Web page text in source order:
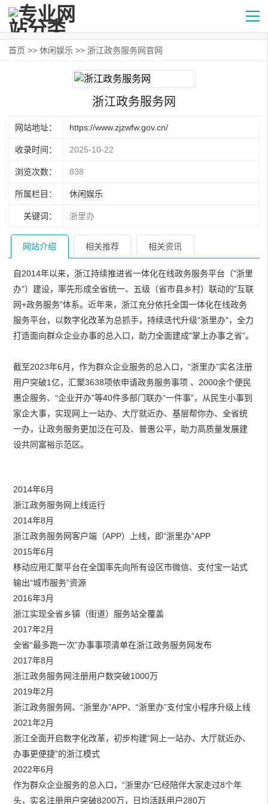
首页 >> 休闲娱乐 >> 浙江政务服务网官网
浙江政务服务网
网站地址： https://www.zjzwfw.gov.cn/
收录时间： 2025-10-22
浏览次数： 838
所属栏目： 休闲娱乐
关键词： 浙里办
网站介绍 相关推荐 相关资讯
自2014年以来，浙江持续推进省一体化在线政务服务平台（"浙里
办"）建设，率先形成全省统一、五级（省市县乡村）联动的"互联
网+政务服务"体系。近年来，浙江充分依托全国一体化在线政务
服务平台，以数字化改革为总抓手，持续迭代升级"浙里办"，全力
打造面向群众企业办事的总入口，助力全面建成"掌上办事之省"。
截至2023年6月，作为群众企业服务的总入口，“浙里办”实名注册
用户突破1亿，汇聚3638项依申请政务服务事项 、2000余个便民
惠企服务、“企业开办”等40件多部门联办“一件事”，从民生小事到
家企大事，实现网上一站办、大厅就近办、基层帮你办、全省统
一办，让政务服务更加泛在可及、普惠公平，助力高质量发展建
设共同富裕示范区。
2014年6月
浙江政务服务网上线运行
2014年8月
浙江政务服务网客户端（APP）上线，即“浙里办”APP
2015年6月
移动应用汇聚平台在全国率先向所有设区市微信、支付宝一站式
输出“城市服务”资源
2016年3月
浙江实现全省乡镇（街道）服务站全覆盖
2017年2月
全省“最多跑一次”办事事项清单在浙江政务服务网发布
2017年8月
浙江政务服务网注册用户数突破1000万
2019年2月
浙江政务服务网、“浙里办”APP、“浙里办”支付宝小程序升级上线
2021年2月
浙江全面开启数字化改革，初步构建“网上一站办、大厅就近办、
办事更便捷”的浙江模式
2022年6月
作为群众企业服务的总入口，“浙里办”已经陪伴大家走过8个年
头，实名注册用户突破8200万，日均活跃用户280万